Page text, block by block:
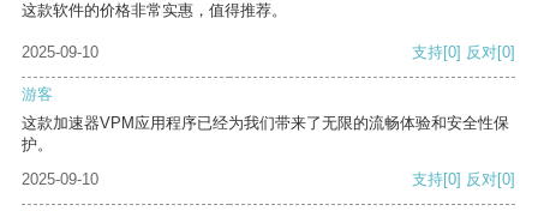
这款软件的价格非常实惠，值得推荐。
2025-09-10 支持[0] 反对[0]
游客
这款加速器VPM应用程序已经为我们带来了无限的流畅体验和安全性保
护。
2025-09-10
支持[0] 反对[0]